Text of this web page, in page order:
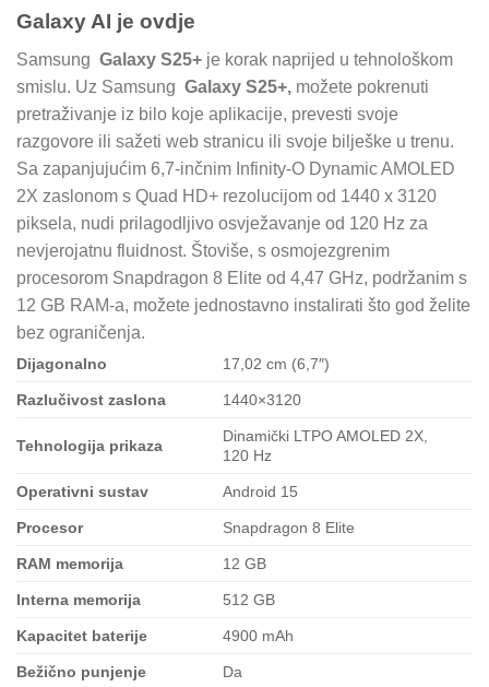
Galaxy AI je ovdje
Samsung Galaxy S25+ je korak naprijed u tehnološkom
smislu. Uz Samsung Galaxy S25+, možete pokrenuti
pretraživanje iz bilo koje aplikacije, prevesti svoje
razgovore ili sažeti web stranicu ili svoje bilješke u trenu.
Sa zapanjujućim 6,7-inčnim Infinity-O Dynamic AMOLED
2X zaslonom s Quad HD+ rezolucijom od 1440 x 3120
piksela, nudi prilagodljivo osvježavanje od 120 Hz za
nevjerojatnu fluidnost. Štoviše, s osmojezgrenim
procesorom Snapdragon 8 Elite od 4,47 GHz, podržanim s
12 GB RAM-a, možete jednostavno instalirati što god želite
bez ograničenja.
Dijagonalno 17,02 cm (6,7″)
Razlučivost zaslona 1440×3120
Tehnologija prikaza
Dinamički LTPO AMOLED 2X,
120 Hz
Operativni sustav Android 15
Procesor Snapdragon 8 Elite
RAM memorija 12 GB
Interna memorija 512 GB
Kapacitet baterije 4900 mAh
Bežično punjenje Da